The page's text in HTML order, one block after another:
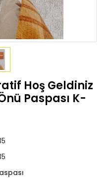
Hoş Geldiniz
Paspası K-